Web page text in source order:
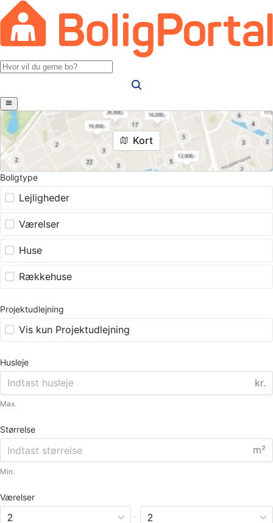
Kort
Boligtype
Lejligheder
Værelser
Huse
Rækkehuse
Projektudlejning
Vis kun Projektudlejning
Husleje
kr.
Max.
Størrelse
m²
Min.
Værelser
-